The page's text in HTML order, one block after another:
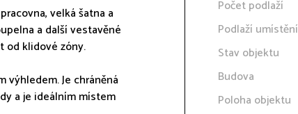
velká šatna a
a další vestavěné
od klidové zóny.
Je chráněná
a je ideálním místem
Počet podlaží
Podlaží umístění
Stav objektu
Budova
Poloha objektu